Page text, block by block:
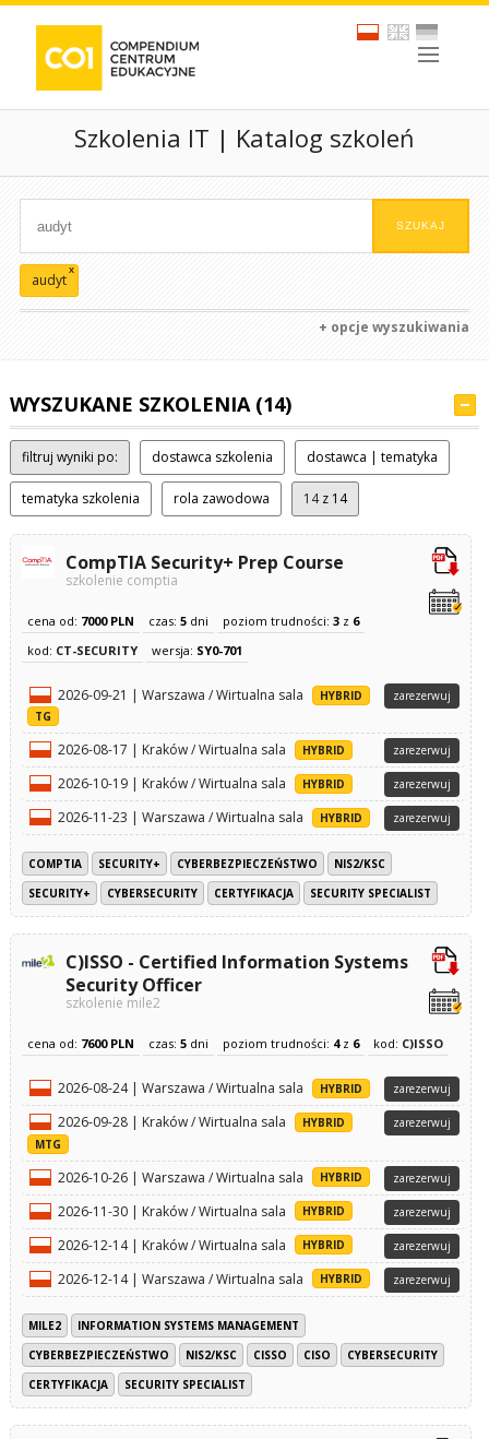
Szkolenia IT | Katalog szkoleń
audyt
x
+ opcje wyszukiwania
WYSZUKANE SZKOLENIA (14)
filtruj wyniki po: dostawca szkolenia dostawca | tematyka
tematyka szkolenia rola zawodowa 14z 14
CompTIA Security+ Prep Course
szkolenie comptia
cena od: 7000 PLN czas: 5dni poziom trudności: 3z 6
kod: CT-SECURITY wersja: SY0-701
2026-09-21 | Warszawa / Wirtualna sala
HYBRID
TG
zarezerwuj
2026-08-17 | Kraków / Wirtualna sala HYBRID zarezerwuj
2026-10-19 | Kraków / Wirtualna sala HYBRID zarezerwuj
2026-11-23 | Warszawa / Wirtualna sala HYBRID zarezerwuj
COMPTIA SECURITY+ CYBERBEZPIECZEŃSTWO
NIS2/KSC
SECURITY+
CYBERSECURITY CERTYFIKACJA SECURITY SPECIALIST
C)ISSO - Certified Information Systems
Security Officer
szkolenie mile2
cena od: 7600 PLN czas: 5dni poziom trudności: 4z 6 kod: C)ISSO
2026-08-24 | Warszawa / Wirtualna sala HYBRID zarezerwuj
2026-09-28 | Kraków / Wirtualna sala
HYBRID
MTG
zarezerwuj
2026-10-26 | Warszawa / Wirtualna sala HYBRID zarezerwuj
2026-11-30 | Kraków / Wirtualna sala HYBRID zarezerwuj
2026-12-14 | Kraków / Wirtualna sala HYBRID zarezerwuj
2026-12-14 | Warszawa / Wirtualna sala HYBRID zarezerwuj
MILE2
INFORMATION SYSTEMS MANAGEMENT
CYBERBEZPIECZEŃSTWO
NIS2/KSC CISSO CISO
CYBERSECURITY
CERTYFIKACJA
SECURITY SPECIALIST